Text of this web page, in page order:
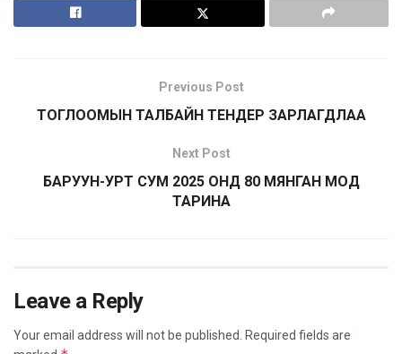
Previous Post
ТОГЛООМЫН ТАЛБАЙН ТЕНДЕР ЗАРЛАГДЛАА
Next Post
БАРУУН-УРТ СУМ 2025 ОНД 80 МЯНГАН МОД
ТАРИНА
Leave a Reply
Your email address will not be published.
Required fields are